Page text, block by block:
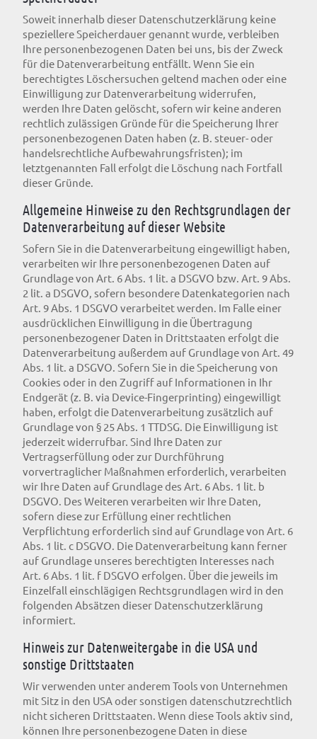
Soweit innerhalb dieser Datenschutzerklärung keine
speziellere Speicherdauer genannt wurde, verbleiben
Ihre personenbezogenen Daten bei uns, bis der Zweck
für die Datenverarbeitung entfällt. Wenn Sie ein
berechtigtes Löschersuchen geltend machen oder eine
Einwilligung zur Datenverarbeitung widerrufen,
werden Ihre Daten gelöscht, sofern wir keine anderen
rechtlich zulässigen Gründe für die Speicherung Ihrer
personenbezogenen Daten haben (z. B. steuer- oder
handelsrechtliche Aufbewahrungsfristen); im
letztgenannten Fall erfolgt die Löschung nach Fortfall
dieser Gründe.
Allgemeine Hinweise zu den Rechtsgrundlagen der
Datenverarbeitung auf dieser Website
Sofern Sie in die Datenverarbeitung eingewilligt haben,
verarbeiten wir Ihre personenbezogenen Daten auf
Grundlage von Art. 6 Abs. 1 lit. a DSGVO bzw. Art. 9 Abs.
2 lit. a DSGVO, sofern besondere Datenkategorien nach
Art. 9 Abs. 1 DSGVO verarbeitet werden. Im Falle einer
ausdrücklichen Einwilligung in die Übertragung
personenbezogener Daten in Drittstaaten erfolgt die
Datenverarbeitung außerdem auf Grundlage von Art. 49
Abs. 1 lit. a DSGVO. Sofern Sie in die Speicherung von
Cookies oder in den Zugriff auf Informationen in Ihr
Endgerät (z. B. via Device-Fingerprinting) eingewilligt
haben, erfolgt die Datenverarbeitung zusätzlich auf
Grundlage von § 25 Abs. 1 TTDSG. Die Einwilligung ist
jederzeit widerrufbar. Sind Ihre Daten zur
Vertragserfüllung oder zur Durchführung
vorvertraglicher Maßnahmen erforderlich, verarbeiten
wir Ihre Daten auf Grundlage des Art. 6 Abs. 1 lit. b
DSGVO. Des Weiteren verarbeiten wir Ihre Daten,
sofern diese zur Erfüllung einer rechtlichen
Verpflichtung erforderlich sind auf Grundlage von Art. 6
Abs. 1 lit. c DSGVO. Die Datenverarbeitung kann ferner
auf Grundlage unseres berechtigten Interesses nach
Art. 6 Abs. 1 lit. f DSGVO erfolgen. Über die jeweils im
Einzelfall einschlägigen Rechtsgrundlagen wird in den
folgenden Absätzen dieser Datenschutzerklärung
informiert.
Hinweis zur Datenweitergabe in die USA und
sonstige Drittstaaten
Wir verwenden unter anderem Tools von Unternehmen
mit Sitz in den USA oder sonstigen datenschutzrechtlich
nicht sicheren Drittstaaten. Wenn diese Tools aktiv sind,
können Ihre personenbezogene Daten in diese